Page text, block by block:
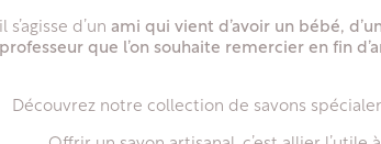
s’agisse d’un ami qui vient d’avoir un bébé,
que l’on souhaite remercier en fin
Découvrez notre collection de savons